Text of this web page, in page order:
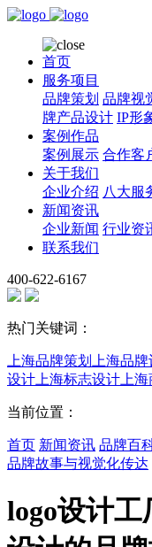
首页
服务项目
品牌策划 品牌视
牌产品设计 IP形
案例作品
案例展示 合作客
关于我们
企业介绍 八大服
新闻资讯
企业新闻 行业资
联系我们
400-622-6167
热门关键词：
上海品牌策划 上海品
设计 上海标志设计 上
当前位置：
首页 新闻资讯 品牌百
品牌故事与视觉化传达
logo设计